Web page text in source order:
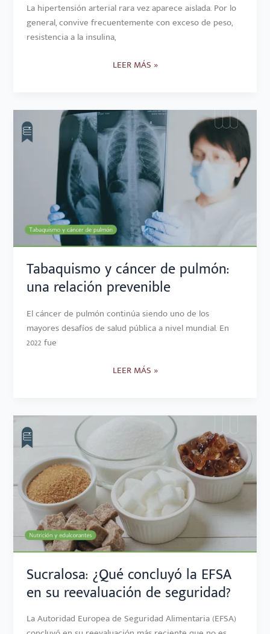
La hipertensión arterial rara vez aparece aislada. Por lo
general, convive frecuentemente con exceso de peso,
resistencia a la insulina,
LEER MÁS »
Tabaquismo y cáncer de pulmón:
una relación prevenible
El cáncer de pulmón continúa siendo uno de los
mayores desafíos de salud pública a nivel mundial. En
2022 fue
TABAQUISMO
Y
CÁNCER
DE
PULMÓN:
UNA
RELACIÓN
PREVENIBLE
LEER MÁS »
Sucralosa: ¿Qué concluyó la EFSA
en su reevaluación de seguridad?
La Autoridad Europea de Seguridad Alimentaria (EFSA)
LA
EFSA
EN
SU
REEVALUACIÓN
DE
SEGURIDAD?